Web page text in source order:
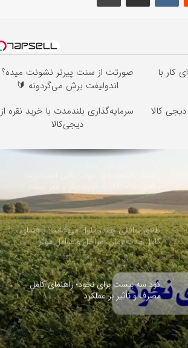
کار با
صورتت از سنت پیرتر نشونت میده؟
اندولیفت برش می‌گردونه 🔰
کالا
سرمایه‌گذاری بلندمدت با خرید نقره از
دیجی‌کالا
دستگاه
طلاق توافقی چقدر طول می‌کشد؟ راهنمای
کامل مدت زمان، مراحل و عوامل مؤثر
کود سه بیست برای نخود؛ راهنمای کامل
مصرف و تأثیر بر عملکرد